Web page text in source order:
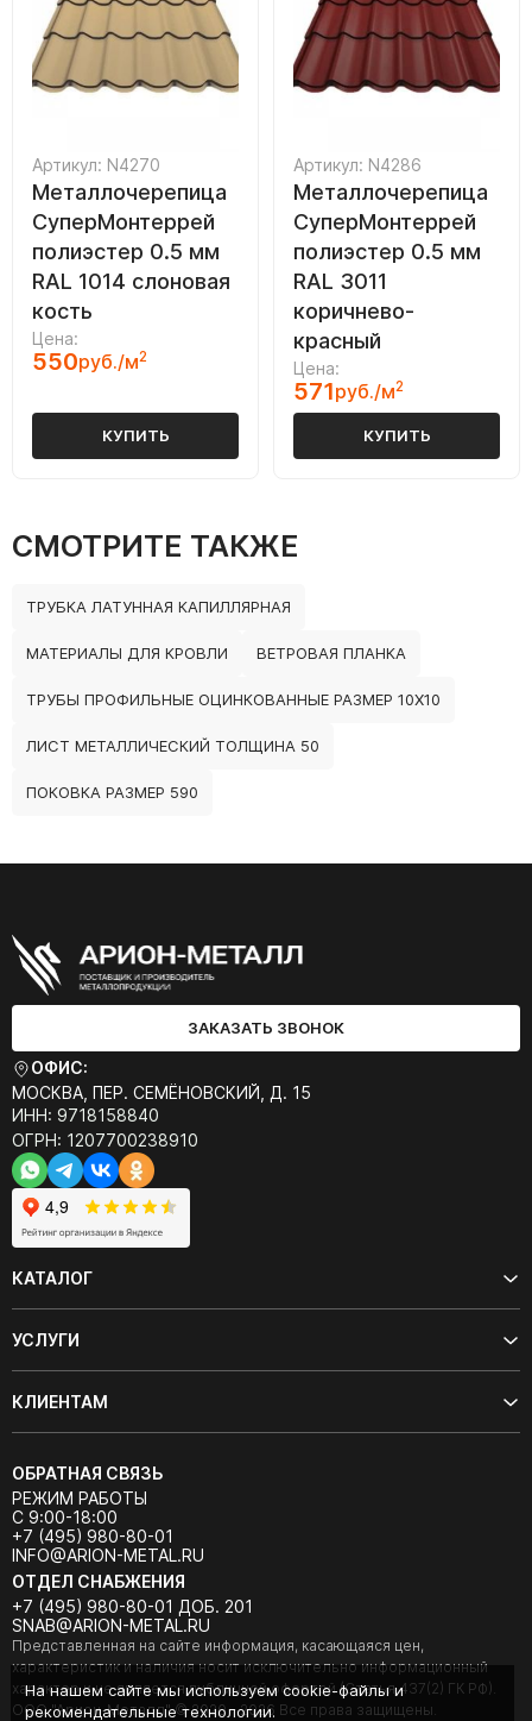
Артикул: N4270
Металлочерепица
СуперМонтеррей
полиэстер 0.5 мм
RAL 1014 слоновая
кость
Цена:
550руб./м2
КУПИТЬ
Артикул: N4286
Металлочерепица
СуперМонтеррей
полиэстер 0.5 мм
RAL 3011
коричнево-
красный
Цена:
571руб./м2
КУПИТЬ
СМОТРИТЕ ТАКЖЕ
ТРУБКА ЛАТУННАЯ КАПИЛЛЯРНАЯ
МАТЕРИАЛЫ ДЛЯ КРОВЛИ ВЕТРОВАЯ ПЛАНКА
ТРУБЫ ПРОФИЛЬНЫЕ ОЦИНКОВАННЫЕ РАЗМЕР 10Х10
ЛИСТ МЕТАЛЛИЧЕСКИЙ ТОЛЩИНА 50
ПОКОВКА РАЗМЕР 590
ЗАКАЗАТЬ ЗВОНОК
ОФИС:
МОСКВА, ПЕР. СЕМЁНОВСКИЙ, Д. 15
ИНН: 9718158840
ОГРН: 1207700238910
КАТАЛОГ
УСЛУГИ
КЛИЕНТАМ
ОБРАТНАЯ СВЯЗЬ
РЕЖИМ РАБОТЫ
С 9:00-18:00
+7 (495) 980-80-01
INFO@ARION-METAL.RU
ОТДЕЛ СНАБЖЕНИЯ
+7 (495) 980-80-01 ДОБ. 201
SNAB@ARION-METAL.RU
Представленная на сайте информация, касающаяся цен,
характеристик и наличия носит исключительно информационный
характер и не является публичной офертой (Статья 437(2) ГК РФ).
ООО "Арион-Металл" © 2020 - 2026 Все права защищены.
На нашем сайте мы используем cookie-файлы и
рекомендательные технологии.